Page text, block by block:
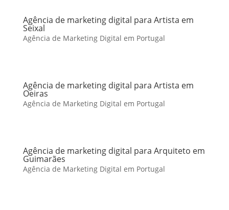
Agência de marketing digital para Artista em
Seixal
Agência de Marketing Digital em Portugal
Agência de marketing digital para Artista em
Oeiras
Agência de Marketing Digital em Portugal
Agência de marketing digital para Arquiteto em
Guimarães
Agência de Marketing Digital em Portugal